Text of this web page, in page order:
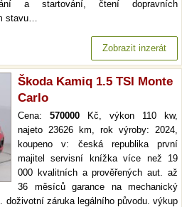
a startování, čtení dopravních
stavu…
Zobrazit inzerát
Škoda Kamiq 1.5 TSI Monte
Carlo
Cena: 570000 Kč, výkon 110 kw,
najeto 23626 km, rok výroby: 2024,
koupeno v: česká republika první
majitel servisní knížka více než 19
000 kvalitních a prověřených aut. až
36 měsíců garance na mechanický
doživotní záruka legálního původu. výkup